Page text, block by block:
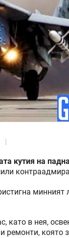
кутия на
минният
като в нея,
която